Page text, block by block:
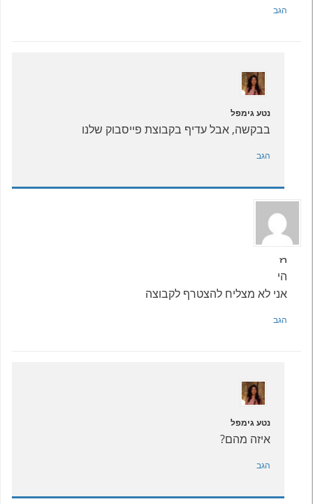
הגב
נטע גימפל
בבקשה, אבל עדיף בקבוצת פייסבוק שלנו
הגב
רז
הי
אני לא מצליח להצטרף לקבוצה
הגב
נטע גימפל
איזה מהם?
הגב